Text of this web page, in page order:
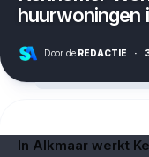
huurwoningen
Door de REDACTIE ·
In Alkmaar werkt